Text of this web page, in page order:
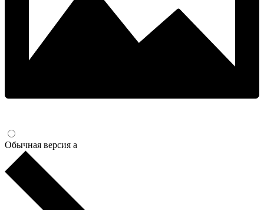
Обычная версия a